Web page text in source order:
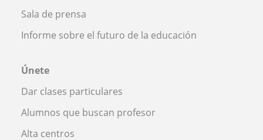
Sala de prensa
Informe sobre el futuro de la educación
Únete
Dar clases particulares
Alumnos que buscan profesor
Alta centros